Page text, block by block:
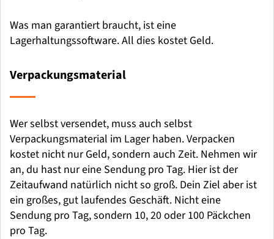
Was man garantiert braucht, ist eine
Lagerhaltungssoftware. All dies kostet Geld.
Verpackungsmaterial
Wer selbst versendet, muss auch selbst
Verpackungsmaterial im Lager haben. Verpacken
kostet nicht nur Geld, sondern auch Zeit. Nehmen wir
an, du hast nur eine Sendung pro Tag. Hier ist der
Zeitaufwand natürlich nicht so groß. Dein Ziel aber ist
ein großes, gut laufendes Geschäft. Nicht eine
Sendung pro Tag, sondern 10, 20 oder 100 Päckchen
pro Tag.